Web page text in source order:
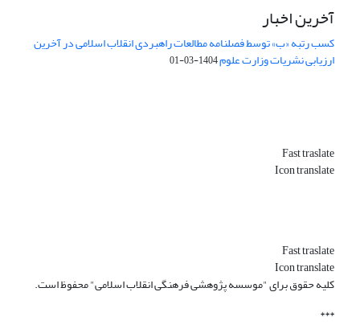
آخرین اخبار
کسب رتبه «ب» توسط فصلنامه مطالعات راهبردی انقلاب اسلامی در آخرین
ارزیابی نشریات وزارت علوم1404-03-01
Fast traslate
Icon translate
Fast traslate
Icon translate
کلیه حقوق برای "موسسه پژوهشی فرهنگی انقلاب اسلامی" محفوظ است.
***